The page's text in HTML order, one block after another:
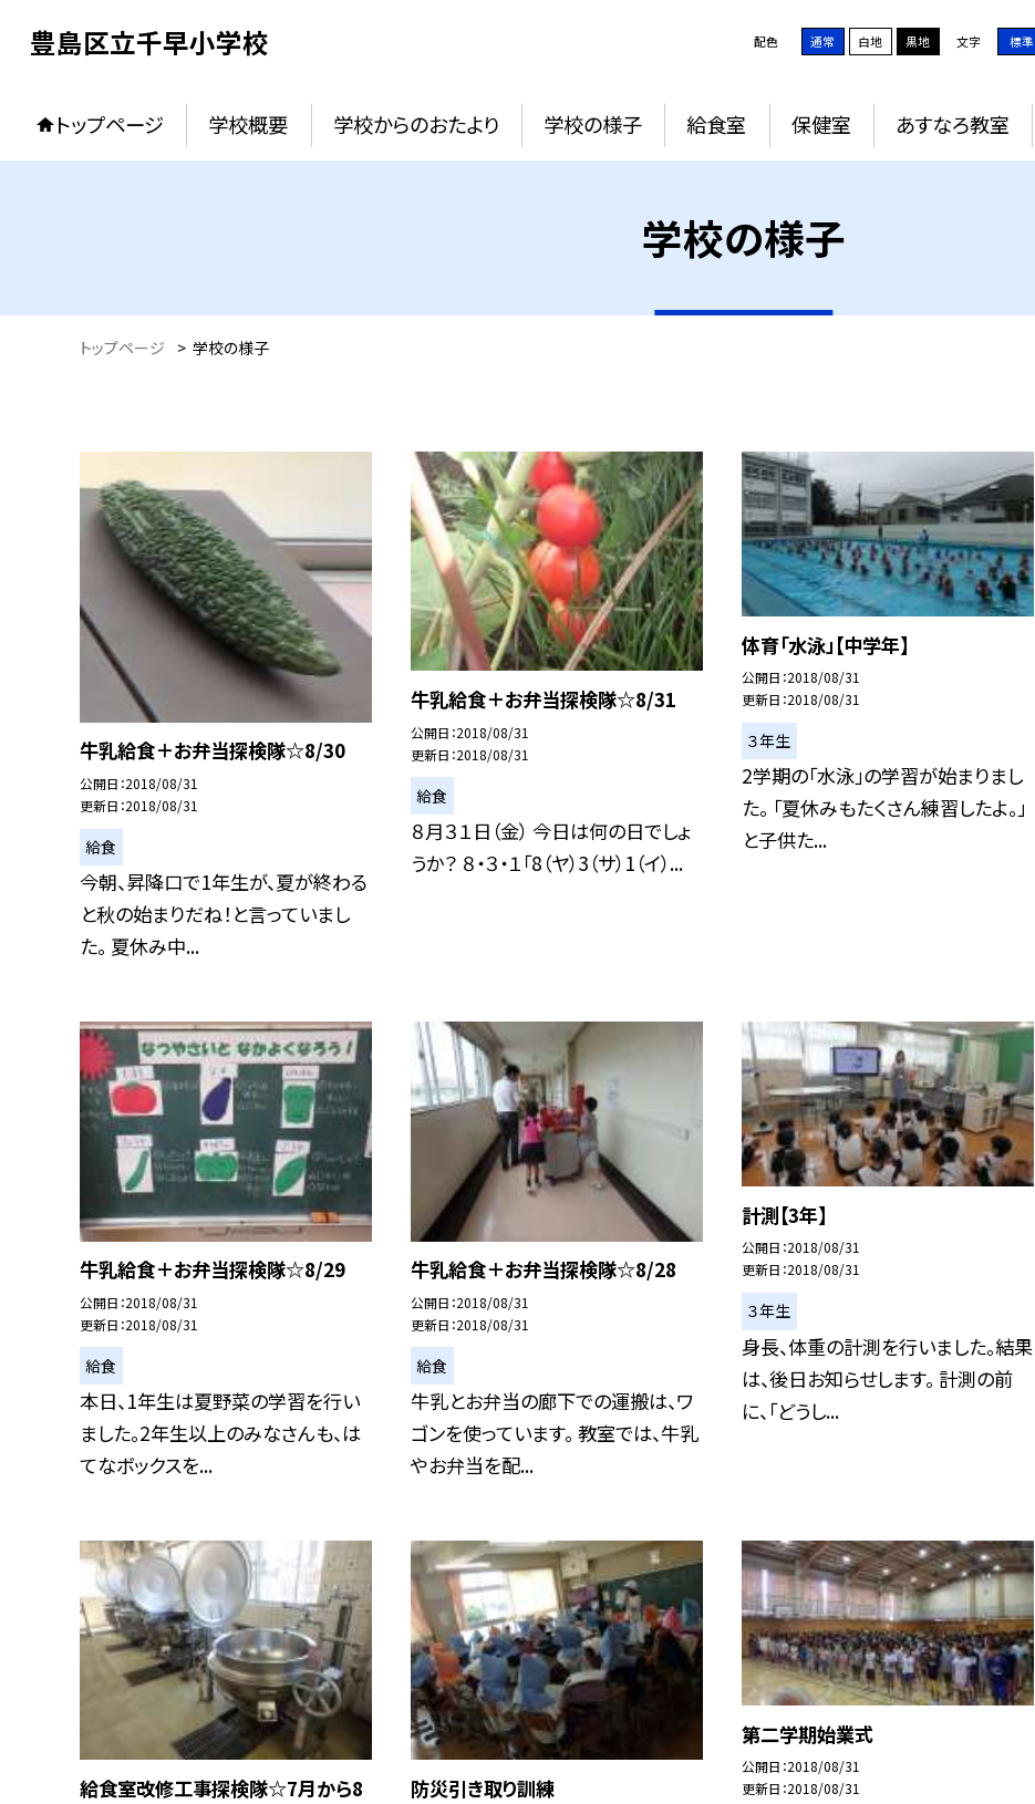
豊島区立千早小学校 配色 通常 白地 黒地 文字 標準
トップページ 学校概要 学校からのおたより 学校の様子 給食室 保健室 あすなろ教室
学校の様子
トップページ > 学校の様子
牛乳給食＋お弁当探検隊☆8/30
公開日 2018/08/31
更新日 2018/08/31
給食
今朝、昇降口で1年生が、夏が終わる
と秋の始まりだね！と言っていまし
た。 夏休み中...
牛乳給食＋お弁当探検隊☆8/31
公開日 2018/08/31
更新日 2018/08/31
給食
８月３１日（金） 今日は何の日でしょ
うか？ ８・３・１「8（ヤ）3（サ）1（イ）...
体育「水泳」【中学年】
公開日 2018/08/31
更新日 2018/08/31
３年生
2学期の「水泳」の学習が始まりまし
た。 「夏休みもたくさん練習したよ。」
と子供た...
牛乳給食＋お弁当探検隊☆8/29
公開日 2018/08/31
更新日 2018/08/31
給食
本日、1年生は夏野菜の学習を行い
ました。2年生以上のみなさんも、は
てなボックスを...
牛乳給食＋お弁当探検隊☆8/28
公開日 2018/08/31
更新日 2018/08/31
給食
牛乳とお弁当の廊下での運搬は、ワ
ゴンを使っています。 教室では、牛乳
やお弁当を配...
計測【3年】
公開日 2018/08/31
更新日 2018/08/31
３年生
身長、体重の計測を行いました。結果
は、後日お知らせします。 計測の前
に、「どうし...
給食室改修工事探検隊☆7月から8
防災引き取り訓練
第二学期始業式
公開日 2018/08/31
更新日 2018/08/31